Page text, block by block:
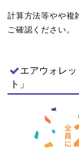
計算方法等やや複
ご確認ください。
エアウォレ
ト」